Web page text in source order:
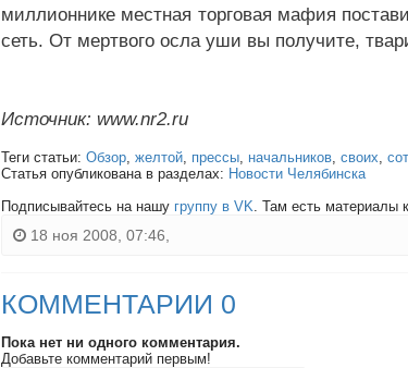
миллионнике местная торговая мафия
сеть. От мертвого осла уши вы получите,
Источник: www.nr2.ru
Теги статьи: Обзор, желтой, прессы, начальников, своих,
Статья опубликована в разделах: Новости Челябинска
Подписывайтесь на нашу группу в VK. Там есть материалы
18 ноя 2008, 07:46,
КОММЕНТАРИИ 0
Пока нет ни одного комментария.
Добавьте комментарий первым!